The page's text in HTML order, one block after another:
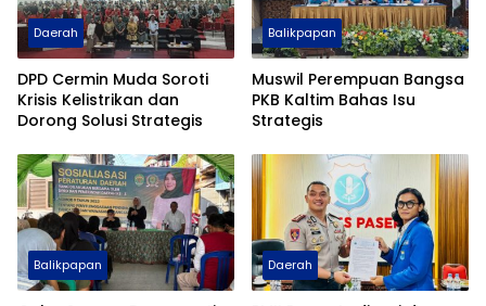
Daerah
DPD Cermin Muda Soroti
Krisis Kelistrikan dan
Dorong Solusi Strategis
Balikpapan
Muswil Perempuan Bangsa
PKB Kaltim Bahas Isu
Strategis
Balikpapan Daerah